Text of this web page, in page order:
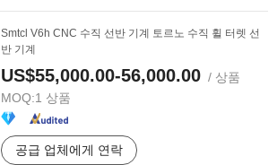
Smtcl V6h CNC 수직 선반 기계 토르노 수직 휠 터렛 선
반 기계
US$55,000.00-56,000.00 / 상품
MOQ:1 상품
공급 업체에게 연락